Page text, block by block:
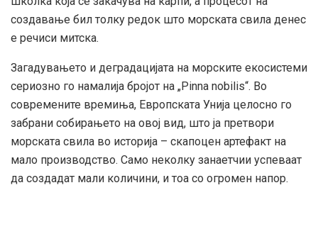
создавање бил толку редок што морската свила денес
е речиси митска.
Загадувањето и деградацијата на морските екосистеми
сериозно го намалија бројот на „Pinna nobilis“. Во
современите времиња, Европската Унија целосно го
забрани собирањето на овој вид, што ја претвори
морската свила во историја – скапоцен артефакт на
мало производство. Само неколку занаетчии успеваат
да создадат мали количини, и тоа со огромен напор.